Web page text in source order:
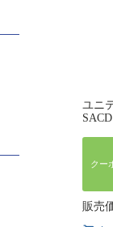
ユニ
SACD
クー
販売